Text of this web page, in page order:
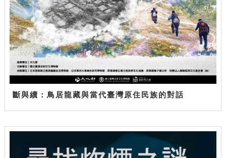
斷與續：鳥居龍藏與當代臺灣原住民族的對話